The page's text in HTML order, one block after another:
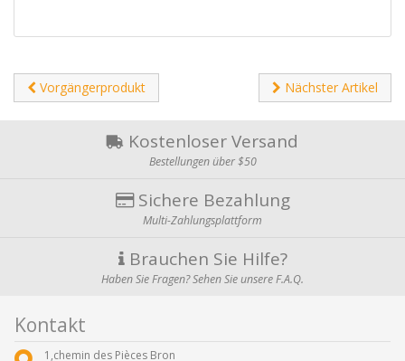
Vorgängerprodukt Nächster Artikel
Kostenloser Versand
Bestellungen über $50
Sichere Bezahlung
Multi-Zahlungsplattform
Brauchen Sie Hilfe?
Haben Sie Fragen? Sehen Sie unsere F.A.Q.
Kontakt
1,chemin des Pièces Bron